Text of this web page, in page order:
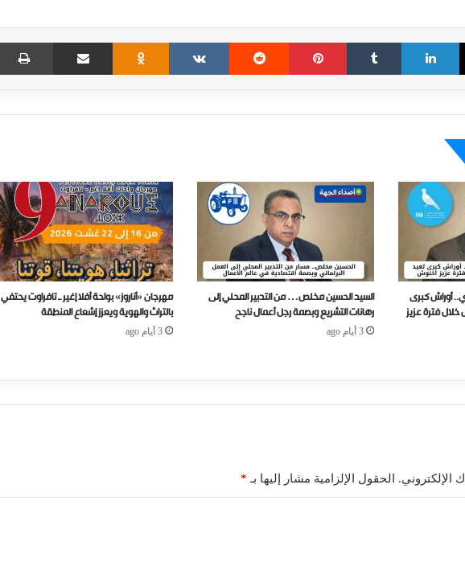
X
LinkedIn
Tumblr
Pinterest
Reddit
VKontakte
Odnoklassniki
Share via Email
أوراش كبرى
فترة عزيز
السيد الحسين مخلص… من التدبير المحلي إلى
رهانات التشريع وبصمة رجل أعمال ناجح
3 أيام ago
مهرجان «أناروز» بواحة أفلا إغير ـ تافراوت يحتفي
بالتراث والهوية ويعزز إشعاع المنطقة
3 أيام ago
الإلكتروني. الحقول الإلزامية مشار إليها بـ *